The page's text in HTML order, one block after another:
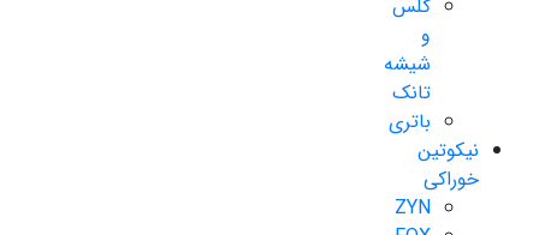
گلس
و
شیشه
تانک
باتری
نیکوتین
خوراکی
ZYN